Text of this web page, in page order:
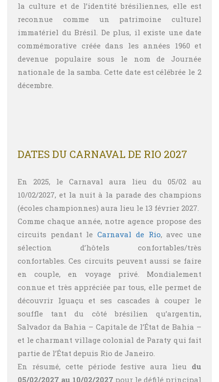
la culture et de l’identité brésiliennes, elle est
reconnue comme un patrimoine culturel
immatériel du Brésil. De plus, il existe une date
commémorative créée dans les années 1960 et
devenue populaire sous le nom de Journée
nationale de la samba. Cette date est célébrée le 2
décembre.
DATES DU CARNAVAL DE RIO 2027
En 2025, le Carnaval aura lieu du 05/02 au
10/02/2027, et la nuit à la parade des champions
(écoles championnes) aura lieu le 13 février 2027.
Comme chaque année, notre agence propose des
circuits pendant leCarnaval de Rio, avec une
sélection d’hôtels confortables/très
confortables.Ces circuits peuvent aussi se faire
en couple, en voyage privé. Mondialement
connue et très appréciée par tous, elle permet de
découvrir Iguaçu et ses cascades à couper le
souffle tant du côté brésilien qu’argentin,
Salvador da Bahia – Capitale de l’État de Bahia –
et le charmant village colonial de Paraty qui fait
partie de l’État depuis Rio de Janeiro.
En résumé, cette période festive aura lieu du
05/02/2027 au 10/02/2027 pour le défilé principal